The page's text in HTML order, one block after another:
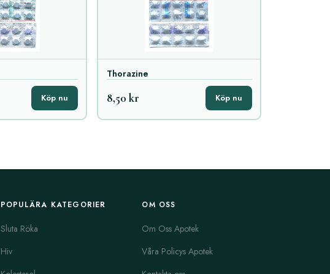
Köp nu
Thorazine
8,50 kr Köp nu
POPULÄRA KATEGORIER
Sluta Röka
Hiv
OM OSS
Om Oss Apotek
Våra Policys Apotek